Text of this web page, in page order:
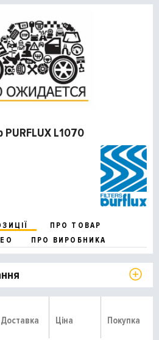
L1070
ПРО ТОВАР
ПРО ВИРОБНИКА
Доставка Ціна Покупка